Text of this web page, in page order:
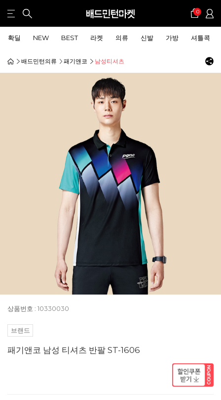
0
확딜 NEW BEST 라켓 의류 신발 가방 셔틀콕
배드민턴의류 패기앤코 남성티셔츠
상품번호 : 10330030
브랜드
패기앤코 남성 티셔츠 반팔 ST-1606